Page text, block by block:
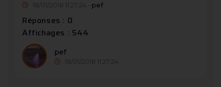
18/01/2018 11:27:24 - pef
Réponses : 0
Affichages : 544
pef
18/01/2018 11:27:24